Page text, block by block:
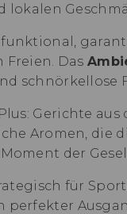
lokalen
funktional,
Freien. Das
schnörkellose
Gerichte
Aromen, die
der
für
perfekter